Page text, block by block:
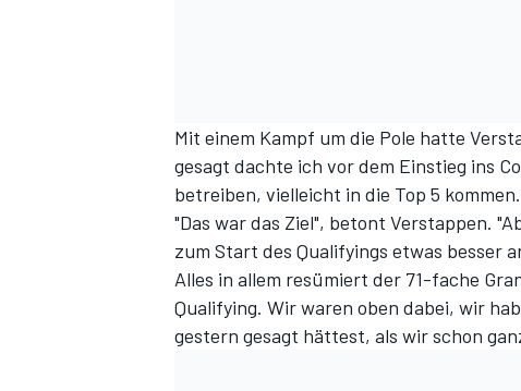
Mit einem Kampf um die Pole hatte
gesagt dachte ich vor dem Einstieg ins
betreiben, vielleicht in die Top 5
"Das war das Ziel", betont Verstappen.
zum Start des Qualifyings etwas besser
Alles in allem resümiert der 71-fache
Qualifying. Wir waren oben dabei, wir
gestern gesagt hättest, als wir schon